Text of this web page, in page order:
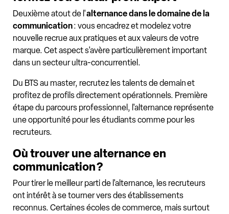
Deuxième atout de l'alternance dans le domaine de la
communication: vous encadrez et modelez votre
nouvelle recrue aux pratiques et aux valeurs de votre
marque. Cet aspect s'avère particulièrement important
dans un secteur ultra-concurrentiel.
Du BTS au master, recrutez les talents de demain et
profitez de profils directement opérationnels. Première
étape du parcours professionnel, l'alternance représente
une opportunité pour les étudiants comme pour les
recruteurs.
Où trouver une alternance en
communication ?
Pour tirer le meilleur parti de l'alternance, les recruteurs
ont intérêt à se tourner vers des établissements
reconnus. Certaines écoles de commerce, mais surtout